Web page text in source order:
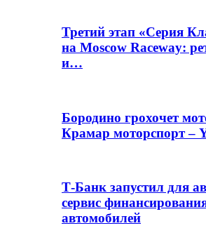
Третий этап «Серия
на Moscow Raceway:
и…
Бородино грохочет
Крамар моторспорт –
Т-Банк запустил для
сервис
автомобилей